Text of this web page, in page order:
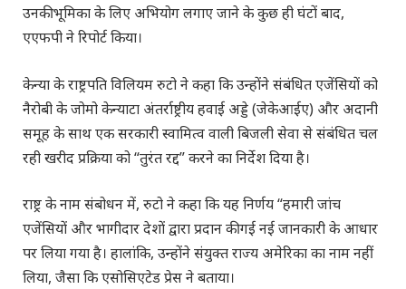
उनकी भूमिका के लिए अभियोग लगाए जाने के कुछ ही घंटों बाद,
एएफपी ने रिपोर्ट किया।
केन्या के राष्ट्रपति विलियम रुटो ने कहा कि उन्होंने संबंधित एजेंसियों को
नैरोबी के जोमो केन्याटा अंतर्राष्ट्रीय हवाई अड्डे (जेकेआईए) और अदानी
समूह के साथ एक सरकारी स्वामित्व वाली बिजली सेवा से संबंधित चल
रही खरीद प्रक्रिया को “तुरंत रद्द” करने का निर्देश दिया है।
राष्ट्र के नाम संबोधन में, रुटो ने कहा कि यह निर्णय “हमारी जांच
एजेंसियों और भागीदार देशों द्वारा प्रदान की गई नई जानकारी के आधार
पर लिया गया है। हालांकि, उन्होंने संयुक्त राज्य अमेरिका का नाम नहीं
लिया, जैसा कि एसोसिएटेड प्रेस ने बताया।